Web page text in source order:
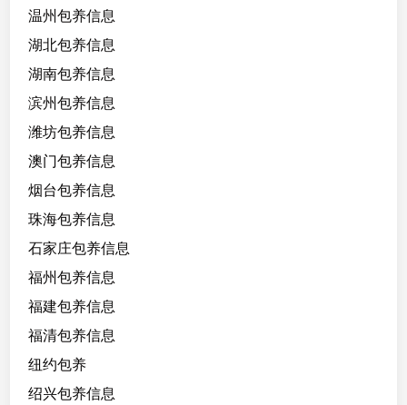
温州包养信息
湖北包养信息
湖南包养信息
滨州包养信息
潍坊包养信息
澳门包养信息
烟台包养信息
珠海包养信息
石家庄包养信息
福州包养信息
福建包养信息
福清包养信息
纽约包养
绍兴包养信息